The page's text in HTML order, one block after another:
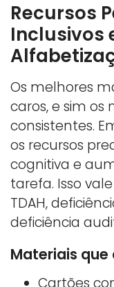
Recursos
Inclusivos
Os melhores
caros, e sim os
consistentes.
os recursos
cognitiva e
tarefa. Isso
TDAH,
deficiência
Materiais